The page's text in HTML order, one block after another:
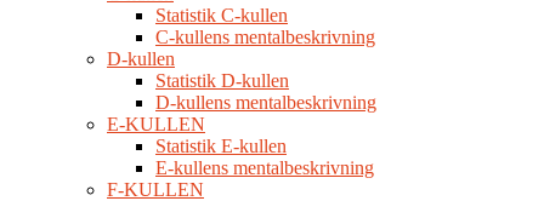
Statistik C-kullen
C-kullens mentalbeskrivning
D-kullen
Statistik D-kullen
D-kullens mentalbeskrivning
E-KULLEN
Statistik E-kullen
E-kullens mentalbeskrivning
F-KULLEN